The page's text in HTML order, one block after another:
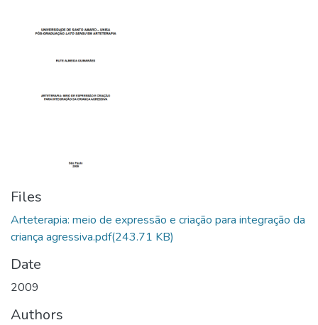
Files
Arteterapia: meio de expressão e criação para integração da
criança agressiva.pdf(243.71 KB)
Date
2009
Authors